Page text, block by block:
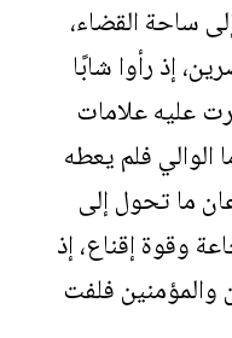
ساحة القضاء،
إذ رأوا شابًا
عليه علامات
الوالي فلم يعطه
ما تحول إلى
وقوة إقناع، إذ
والمؤمنين فلفت